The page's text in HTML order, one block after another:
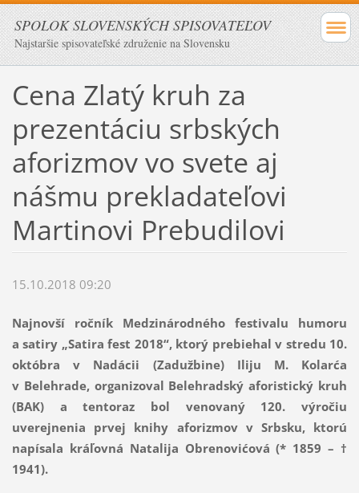
SPOLOK SLOVENSKÝCH SPISOVATEĽOV
Najstaršie spisovateľské združenie na Slovensku
Cena Zlatý kruh za
prezentáciu srbských
aforizmov vo svete aj
nášmu prekladateľovi
Martinovi Prebudilovi
15.10.2018 09:20
Najnovší ročník Medzinárodného festivalu humoru
a satiry „Satira fest 2018“, ktorý prebiehal v stredu 10.
októbra v Nadácii (Zadužbine) Iliju M. Kolarća
v Belehrade, organizoval Belehradský aforistický kruh
(BAK) a tentoraz bol venovaný 120. výročiu
uverejnenia prvej knihy aforizmov v Srbsku, ktorú
napísala kráľovná Natalija Obrenovićová (* 1859 – †
1941).